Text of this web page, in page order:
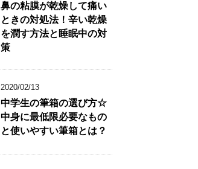
鼻の粘膜が乾燥して痛い
ときの対処法！辛い乾燥
を潤す方法と睡眠中の対
策
2020/02/13
中学生の筆箱の選び方☆
中身に最低限必要なもの
と使いやすい筆箱とは？